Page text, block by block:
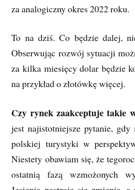
za analogiczny okres 2022 roku.
To na dziś. Co będzie dalej,
Obserwując rozwój sytuacji
za kilka miesięcy dolar będzie
na przykład o złotówkę więcej.
Czy rynek zaakceptuje takie
jest najistotniejsze pytanie, gdy
polskiej turystyki w
Niestety obawiam się, że
ostatnią fazą wzmożonych